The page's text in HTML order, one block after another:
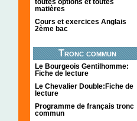
toutes options et toutes
matières
Cours et exercices Anglais
2ème bac
Tronc commun
Le Bourgeois Gentilhomme:
Fiche de lecture
Le Chevalier Double:Fiche de
lecture
Programme de français tronc
commun